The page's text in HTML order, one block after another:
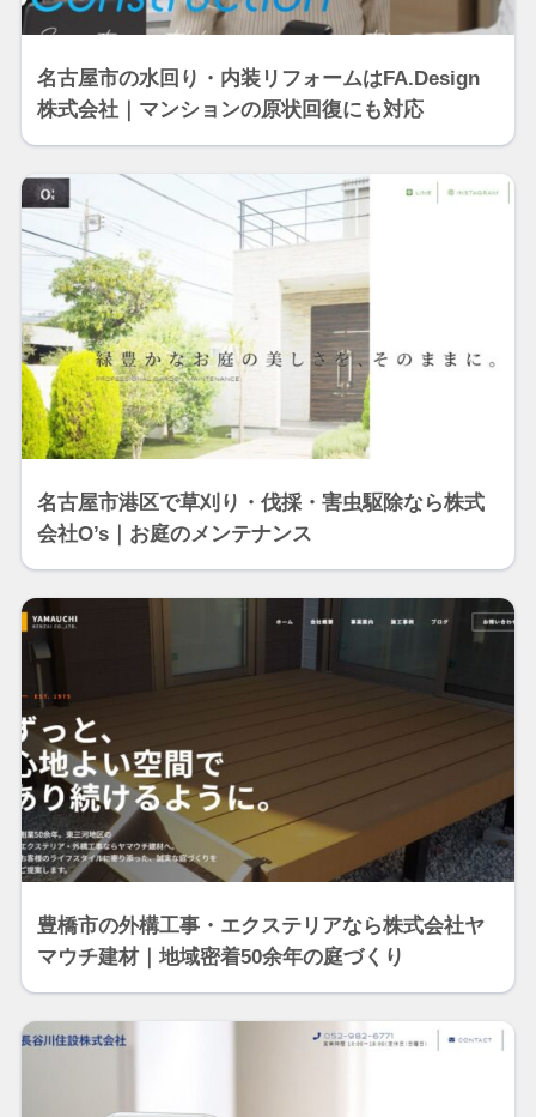
名古屋市の水回り・内装リフォームはFA.Design
株式会社｜マンションの原状回復にも対応
名古屋市港区で草刈り・伐採・害虫駆除なら株式
会社O’s｜お庭のメンテナンス
豊橋市の外構工事・エクステリアなら株式会社ヤ
マウチ建材｜地域密着50余年の庭づくり